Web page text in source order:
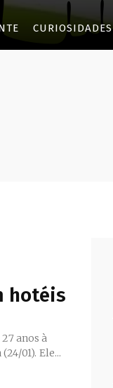
CURIOSIDADES
hotéis
anos à
Delegacia de Polícia Civil local na manhã da sexta-feira (24/01). Ele...